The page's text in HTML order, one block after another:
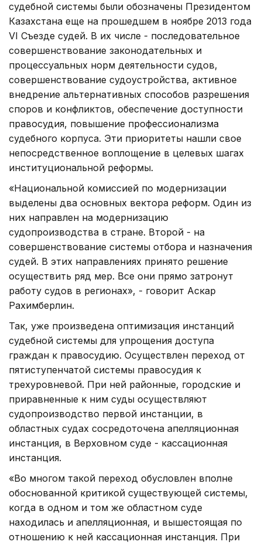
судебной системы были обозначены Президентом
Казахстана еще на прошедшем в ноябре 2013 года
VI Съезде судей. В их числе - последовательное
совершенствование законодательных и
процессуальных норм деятельности судов,
совершенствование судоустройства, активное
внедрение альтернативных способов разрешения
споров и конфликтов, обеспечение доступности
правосудия, повышение профессионализма
судебного корпуса. Эти приоритеты нашли свое
непосредственное воплощение в целевых шагах
институциональной реформы.
«Национальной комиссией по модернизации
выделены два основных вектора реформ. Один из
них направлен на модернизацию
судопроизводства в стране. Второй - на
совершенствование системы отбора и назначения
судей. В этих направлениях принято решение
осуществить ряд мер. Все они прямо затронут
работу судов в регионах», - говорит Аскар
Рахимберлин.
Так, уже произведена оптимизация инстанций
судебной системы для упрощения доступа
граждан к правосудию. Осуществлен переход от
пятиступенчатой системы правосудия к
трехуровневой. При ней районные, городские и
приравненные к ним суды осуществляют
судопроизводство первой инстанции, в
областных судах сосредоточена апелляционная
инстанция, в Верховном суде - кассационная
инстанция.
«Во многом такой переход обусловлен вполне
обоснованной критикой существующей системы,
когда в одном и том же областном суде
находилась и апелляционная, и вышестоящая по
отношению к ней кассационная инстанция. При